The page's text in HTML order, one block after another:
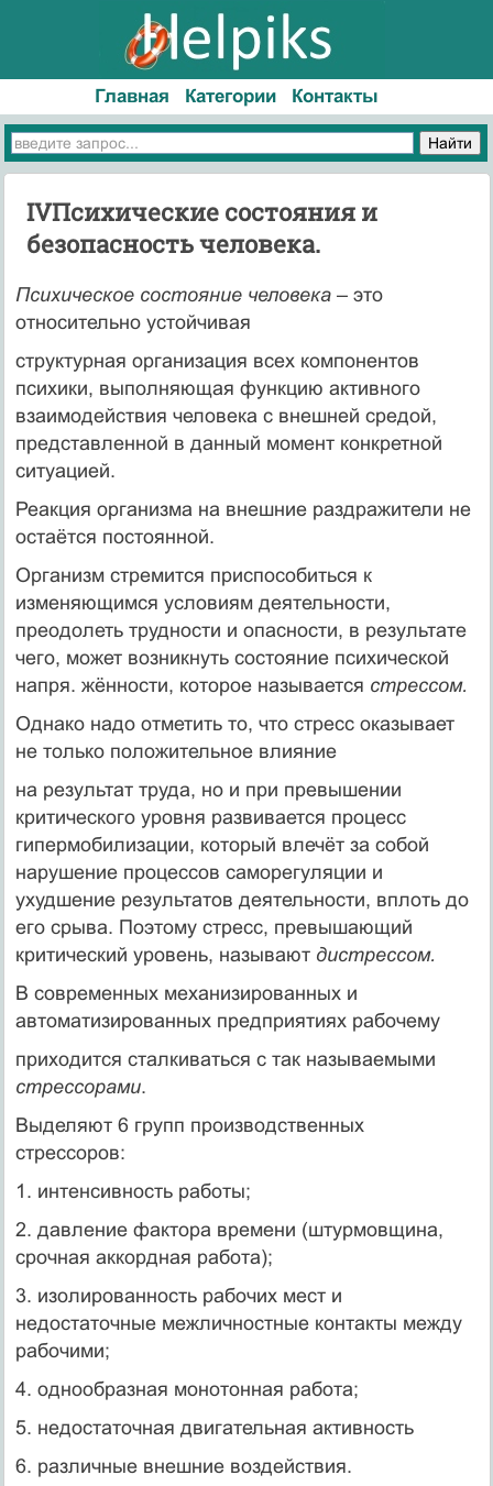
Главная Категории Контакты
IVПсихические состояния и
безопасность человека.
Психическое состояние человека –это
относительно устойчивая
структурная организация всех компонентов
психики, выполняющая функцию активного
взаимодействия человека с внешней средой,
представленной в данный момент конкретной
ситуацией.
Реакция организма на внешние раздражители не
остаётся постоянной.
Организм стремится приспособиться к
изменяющимся условиям деятельности,
преодолеть трудности и опасности, в результате
чего, может возникнуть состояние психической
напря. жённости, которое называется стрессом.
Однако надо отметить то, что стресс оказывает
не только положительное влияние
на результат труда, но и при превышении
критического уровня развивается процесс
гипермобилизации, который влечёт за собой
нарушение процессов саморегуляции и
ухудшение результатов деятельности, вплоть до
его срыва. Поэтому стресс, превышающий
критический уровень, называют дистрессом.
В современных механизированных и
автоматизированных предприятиях рабочему
приходится сталкиваться с так называемыми
стрессорами.
Выделяют 6 групп производственных
стрессоров:
1. интенсивность работы;
2. давление фактора времени (штурмовщина,
срочная аккордная работа);
3. изолированность рабочих мест и
недостаточные межличностные контакты между
рабочими;
4. однообразная монотонная работа;
5. недостаточная двигательная активность
6. различные внешние воздействия.